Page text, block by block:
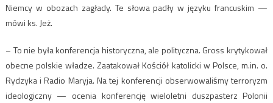
Niemcy w obozach zagłady. Te słowa padły w języku francuskim —
mówi ks. Jeż.
– To nie była konferencja historyczna, ale polityczna. Gross krytykował
obecne polskie władze. Zaatakował Kościół katolicki w Polsce, m.in. o.
Rydzyka i Radio Maryja. Na tej konferencji obserwowaliśmy terroryzm
ideologiczny — ocenia konferencję wieloletni duszpasterz Polonii